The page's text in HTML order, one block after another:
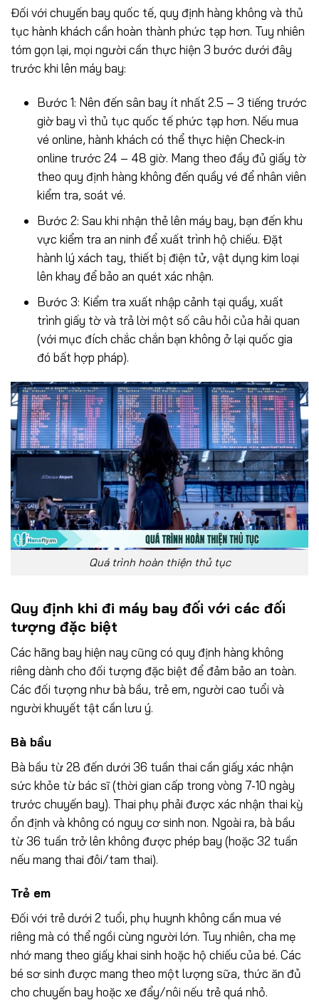
Đối với chuyến bay quốc tế, quy định hàng không và thủ
tục hành khách cần hoàn thành phức tạp hơn. Tuy nhiên
tóm gọn lại, mọi người cần thực hiện 3 bước dưới đây
trước khi lên máy bay:
Bước 1: Nên đến sân bay ít nhất 2.5 – 3 tiếng trước
giờ bay vì thủ tục quốc tế phức tạp hơn. Nếu mua
vé online, hành khách có thể thực hiện Check-in
online trước 24 – 48 giờ. Mang theo đầy đủ giấy tờ
theo quy định hàng không đến quầy vé để nhân viên
kiểm tra, soát vé.
Bước 2: Sau khi nhận thẻ lên máy bay, bạn đến khu
vực kiểm tra an ninh để xuất trình hộ chiếu. Đặt
hành lý xách tay, thiết bị điện tử, vật dụng kim loại
lên khay để bảo an quét xác nhận.
Bước 3: Kiểm tra xuất nhập cảnh tại quầy, xuất
trình giấy tờ và trả lời một số câu hỏi của hải quan
(với mục đích chắc chắn bạn không ở lại quốc gia
đó bất hợp pháp).
Quá trình hoàn thiện thủ tục
Quy định khi đi máy bay đối với các đối
tượng đặc biệt
Các hãng bay hiện nay cũng có quy định hàng không
riêng dành cho đối tượng đặc biệt để đảm bảo an toàn.
Các đối tượng như bà bầu, trẻ em, người cao tuổi và
người khuyết tật cần lưu ý.
Bà bầu
Bà bầu từ 28 đến dưới 36 tuần thai cần giấy xác nhận
sức khỏe từ bác sĩ (thời gian cấp trong vòng 7-10 ngày
trước chuyến bay). Thai phụ phải được xác nhận thai kỳ
ổn định và không có nguy cơ sinh non. Ngoài ra, bà bầu
từ 36 tuần trở lên không được phép bay (hoặc 32 tuần
nếu mang thai đôi/tam thai).
Trẻ em
Đối với trẻ dưới 2 tuổi, phụ huynh không cần mua vé
riêng mà có thể ngồi cùng người lớn. Tuy nhiên, cha mẹ
nhớ mang theo giấy khai sinh hoặc hộ chiếu của bé. Các
bé sơ sinh được mang theo một lượng sữa, thức ăn đủ
cho chuyến bay hoặc xe đẩy/nôi nếu trẻ quá nhỏ.